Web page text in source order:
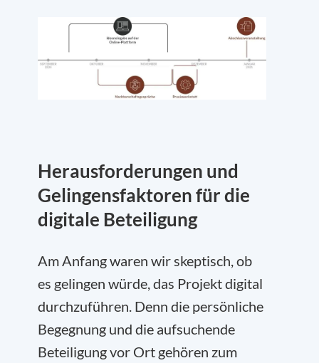
Herausforderungen und
Gelingensfaktoren für die
digitale Beteiligung
Am Anfang waren wir skeptisch, ob
es gelingen würde, das Projekt digital
durchzuführen. Denn die persönliche
Begegnung und die aufsuchende
Beteiligung vor Ort gehören zum